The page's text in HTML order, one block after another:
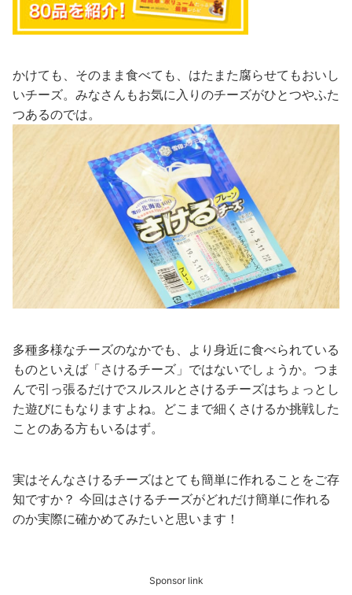
かけても、そのまま食べても、はたまた腐らせてもおいし
いチーズ。みなさんもお気に入りのチーズがひとつやふた
つあるのでは。
多種多様なチーズのなかでも、より身近に食べられている
ものといえば「さけるチーズ」ではないでしょうか。つま
んで引っ張るだけでスルスルとさけるチーズはちょっとし
た遊びにもなりますよね。どこまで細くさけるか挑戦した
ことのある方もいるはず。
実はそんなさけるチーズはとても簡単に作れることをご存
知ですか？ 今回はさけるチーズがどれだけ簡単に作れる
のか実際に確かめてみたいと思います！
Sponsor link